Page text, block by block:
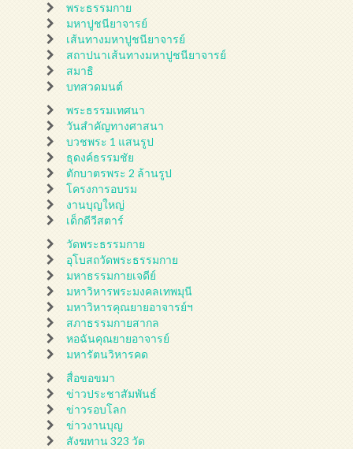
พระธรรมกาย
มหาปูชนียาจารย์
เส้นทางมหาปูชนียาจารย์
สถาปนาเส้นทางมหาปูชนียาจารย์
สมาธิ
บทสวดมนต์
พระธรรมเทศนา
วันสำคัญทางศาสนา
บวชพระ 1 แสนรูป
ธุดงค์ธรรมชัย
ตักบาตรพระ 2 ล้านรูป
โครงการอบรม
งานบุญใหญ่
เด็กดีวีสตาร์
วัดพระธรรมกาย
อุโบสถวัดพระธรรมกาย
มหาธรรมกายเจดีย์
มหาวิหารพระมงคลเทพมุนี
มหาวิหารคุณยายอาจารย์ฯ
สภาธรรมกายสากล
หอฉันคุณยายอาจารย์
มหารัตนวิหารคด
สื่อขอขมา
ข่าวประชาสัมพันธ์
ข่าวรอบโลก
ข่าวงานบุญ
สังฆทาน 323 วัด